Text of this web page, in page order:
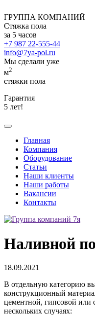
ГРУППА КОМПАНИЙ
Стяжка пола
за 5 часов
+7 987 22-555-44
info@7ya-pol.ru
Мы сделали уже
м2
стяжки пола
Гарантия
5 лет!
Главная
Компания
Оборудование
Статьи
Наши клиенты
Наши работы
Вакансии
Контакты
Наливной
18.09.2021
В отдельную категорию
конструкционный
цементной, гипсовой или
нескольких случаях: